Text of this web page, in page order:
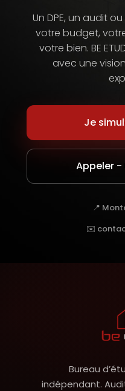
Un DPE, un audit
votre budget,
votre bien. BE
avec une
Je
Appeler -
📍
✉️
Bureau
indépendant.